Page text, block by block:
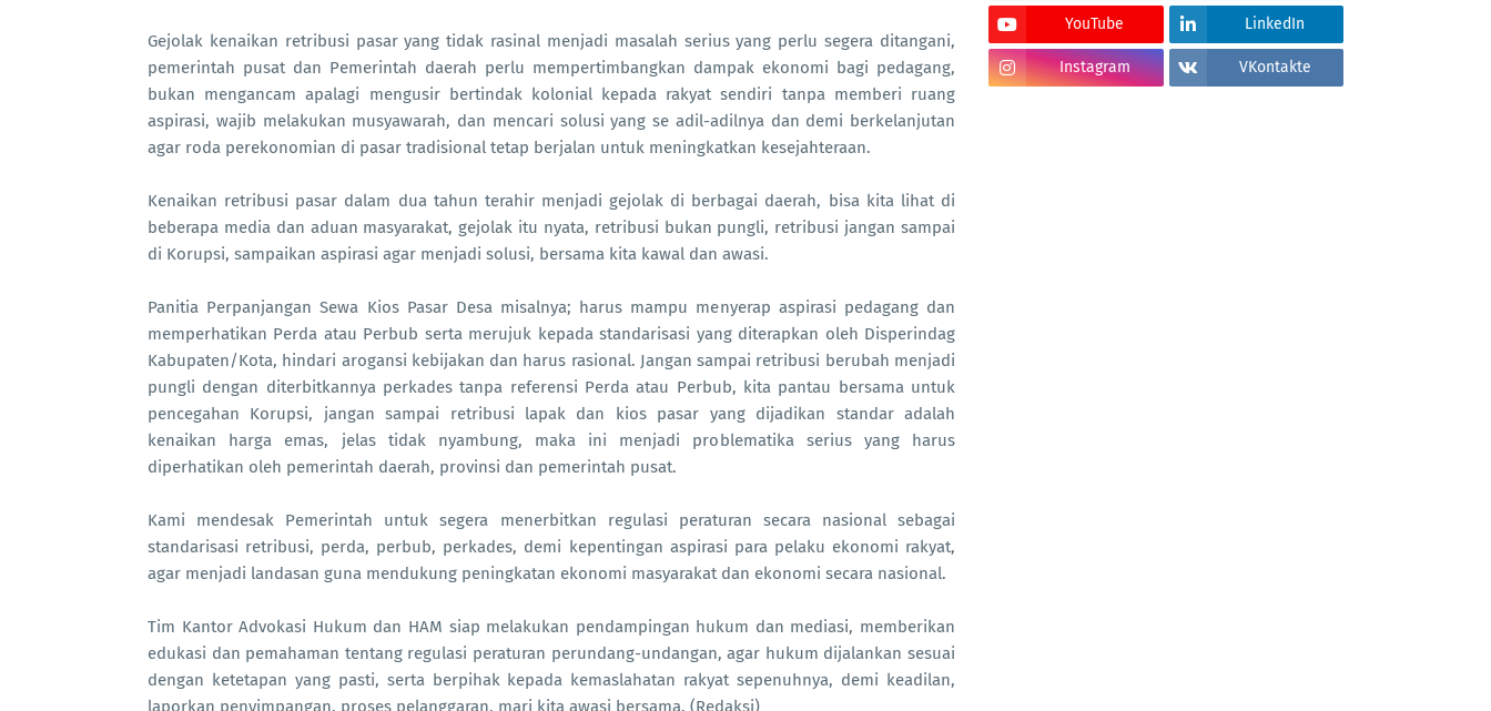
Gejolak kenaikan retribusi pasar yang tidak rasinal menjadi masalah serius yang perlu segera ditangani,
pemerintah pusat dan Pemerintah daerah perlu mempertimbangkan dampak ekonomi bagi pedagang,
bukan mengancam apalagi mengusir bertindak kolonial kepada rakyat sendiri tanpa memberi ruang
aspirasi, wajib melakukan musyawarah, dan mencari solusi yang se adil-adilnya dan demi berkelanjutan
agar roda perekonomian di pasar tradisional tetap berjalan untuk meningkatkan kesejahteraan.
Kenaikan retribusi pasar dalam dua tahun terahir menjadi gejolak di berbagai daerah, bisa kita lihat di
beberapa media dan aduan masyarakat, gejolak itu nyata, retribusi bukan pungli, retribusi jangan sampai
di Korupsi, sampaikan aspirasi agar menjadi solusi, bersama kita kawal dan awasi.
Panitia Perpanjangan Sewa Kios Pasar Desa misalnya; harus mampu menyerap aspirasi pedagang dan
memperhatikan Perda atau Perbub serta merujuk kepada standarisasi yang diterapkan oleh Disperindag
Kabupaten/Kota, hindari arogansi kebijakan dan harus rasional. Jangan sampai retribusi berubah menjadi
pungli dengan diterbitkannya perkades tanpa referensi Perda atau Perbub, kita pantau bersama untuk
pencegahan Korupsi, jangan sampai retribusi lapak dan kios pasar yang dijadikan standar adalah
kenaikan harga emas, jelas tidak nyambung, maka ini menjadi problematika serius yang harus
diperhatikan oleh pemerintah daerah, provinsi dan pemerintah pusat.
Kami mendesak Pemerintah untuk segera menerbitkan regulasi peraturan secara nasional sebagai
standarisasi retribusi, perda, perbub, perkades, demi kepentingan aspirasi para pelaku ekonomi rakyat,
agar menjadi landasan guna mendukung peningkatan ekonomi masyarakat dan ekonomi secara nasional.
Tim Kantor Advokasi Hukum dan HAM siap melakukan pendampingan hukum dan mediasi, memberikan
edukasi dan pemahaman tentang regulasi peraturan perundang-undangan, agar hukum dijalankan sesuai
dengan ketetapan yang pasti, serta berpihak kepada kemaslahatan rakyat sepenuhnya, demi keadilan,
laporkan penyimpangan, proses pelanggaran, mari kita awasi bersama. (Redaksi)
YouTube LinkedIn
Instagram VKontakte